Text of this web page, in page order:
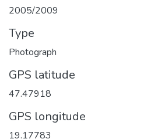
2005/2009
Type
Photograph
GPS latitude
47.47918
GPS longitude
19.17783